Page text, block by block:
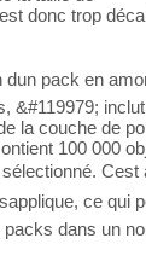
donc trop
pack en
&#119979;
la couche de
100 000
ce qui
dans un